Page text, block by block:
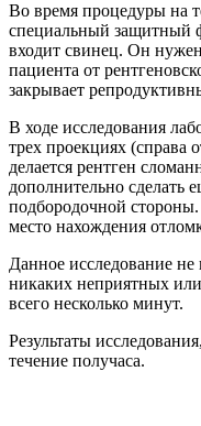
Во время процедуры на
специальный защитный
входит свинец. Он
пациента от
закрывает
В ходе исследования
трех проекциях (справа
делается рентген
дополнительно сделать
подбородочной
место нахождения
Данное исследование
никаких неприятных
всего несколько минут.
Результаты
течение получаса.